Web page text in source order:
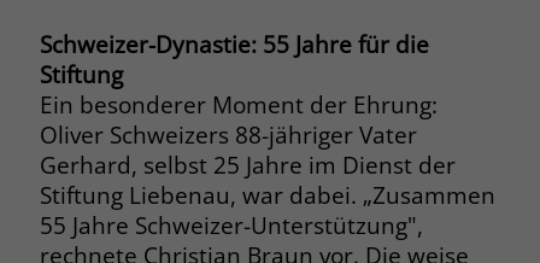
Schweizer-Dynastie: 55 Jahre für die
Stiftung
Ein besonderer Moment der Ehrung:
Oliver Schweizers 88-jähriger Vater
Gerhard, selbst 25 Jahre im Dienst der
Stiftung Liebenau, war dabei. „Zusammen
55 Jahre Schweizer-Unterstützung",
rechnete Christian Braun vor. Die weise